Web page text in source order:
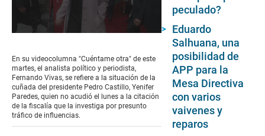
of
6
minutes,
54
seconds
En su videocolumna "Cuéntame otra" de este
martes, el analista político y periodista,
Fernando Vivas, se refiere a la situación de la
cuñada del presidente Pedro Castillo, Yenifer
Paredes, quien no acudió el lunes a la citación
de la fiscalía que la investiga por presunto
tráfico de influencias.
peculado?
Eduardo
Salhuana, una
posibilidad de
APP para la
Mesa Directiva
con varios
vaivenes y
reparos